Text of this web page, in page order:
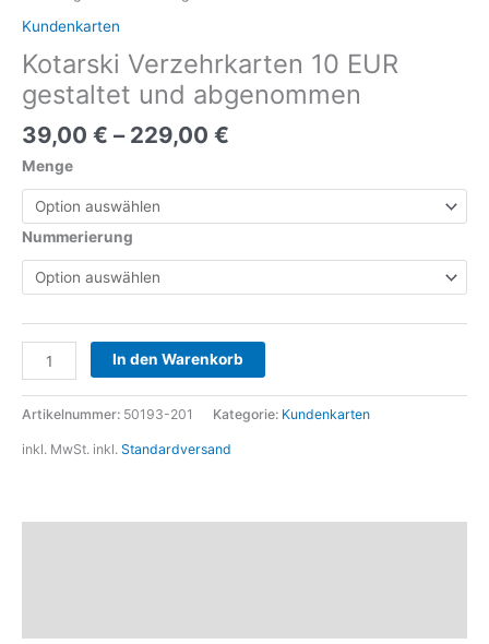
Kundenkarten
Kotarski Verzehrkarten 10 EUR
gestaltet und abgenommen
39,00 € – 229,00 €
Menge
Nummerierung
In den Warenkorb
Artikelnummer: 50193-201 Kategorie: Kundenkarten
inkl. MwSt. inkl. Standardversand